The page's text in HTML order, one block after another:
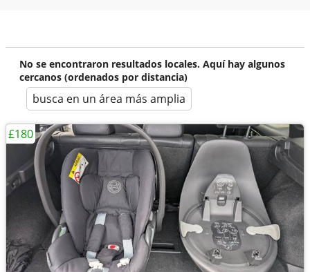
No se encontraron resultados locales. Aquí hay algunos
cercanos (ordenados por distancia)
busca en un área más amplia
£180